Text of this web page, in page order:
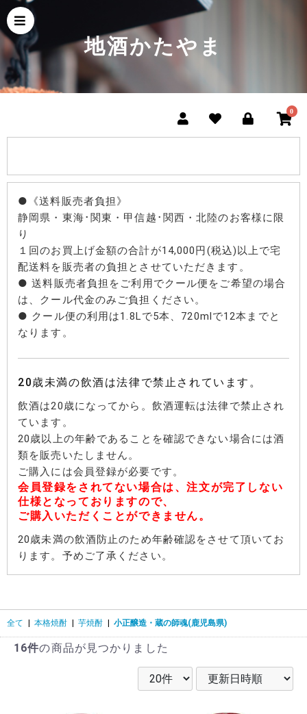
地酒かたやま
0
●《送料販売者負担》
静岡県・東海･関東・甲信越･関西・北陸のお客様に限
り
１回のお買上げ金額の合計が14,000円(税込)以上で宅
配送料を販売者の負担とさせていただきます。
● 送料販売者負担をご利用でクール便をご希望の場合
は、クール代金のみご負担ください。
● クール便の利用は1.8Lで5本、720mlで12本までと
なります。
20歳未満の飲酒は法律で禁止されています。
飲酒は20歳になってから。飲酒運転は法律で禁止され
ています。
20歳以上の年齢であることを確認できない場合には酒
類を販売いたしません。
ご購入には会員登録が必要です。
会員登録をされてない場合は、注文が完了しない
仕様となっておりますので、
ご購入いただくことができません。
20歳未満の飲酒防止のため年齢確認をさせて頂いてお
ります。予めご了承ください。
全て 本格焼酎 芋焼酎 小正醸造・蔵の師魂(鹿児島県)
16件の商品が見つかりました